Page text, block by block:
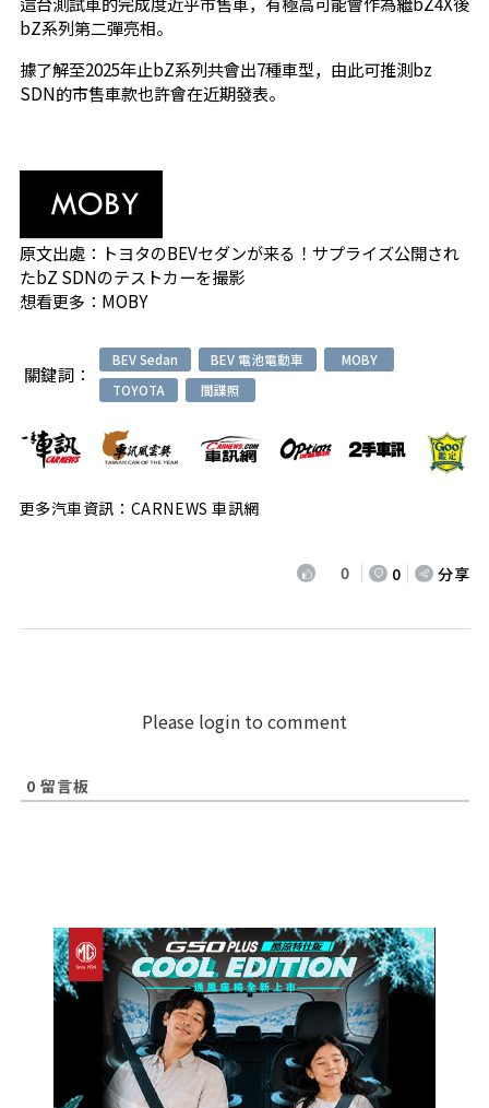
bZ系列第二彈亮相。
據了解至2025年止bZ系列共會出7種車型，由此可推測bz
SDN的市售車款也許會在近期發表。
原文出處： トヨタのBEVセダンが来る！サプライズ公開され
たbZ SDNのテストカーを撮影
想看更多： MOBY
關鍵詞：
BEV Sedan BEV 電池電動車
MOBY
TOYOTA
間諜照
更多汽車資訊：CARNEWS 車訊網
0 0 分享
Please login to comment
0 留言板